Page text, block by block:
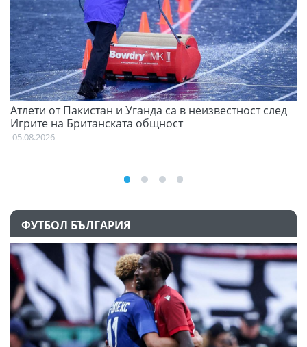
Атлети от Пакистан и Уганда са в неизвестност след
Игрите на Британската общност
05.08.2026
ФУТБОЛ БЪЛГАРИЯ